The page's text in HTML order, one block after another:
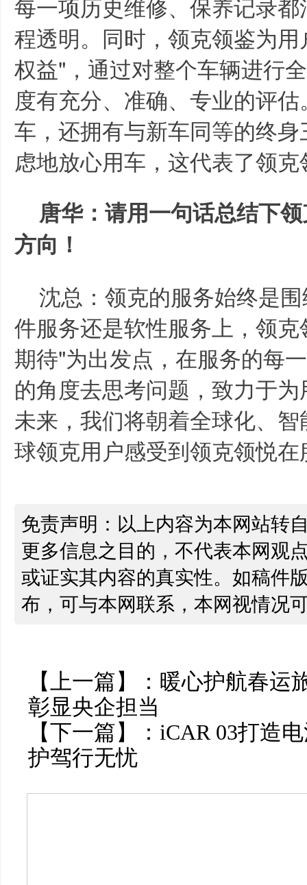
程透明。同时，领克领鉴为
权益"，通过对整个车辆进行
度有充分、准确、专业的评
车，还拥有与新车同等的终
虑地放心用车，这代表了领
唐华：请用一句话总结下
方向！
沈总：领克的服务始终是
件服务还是软性服务上，领
期待"为出发点，在服务的每
的角度去思考问题，致力于
未来，我们将朝着全球化、
球领克用户感受到领克领悦
免责声明：以上内容为本网站转
更多信息之目的，不代表本网观
或证实其内容的真实性。如稿件
布，可与本网联系，本网视情况
【上一篇】： 暖心护航春运
彰显央企担当
【下一篇】： iCAR 03打造
护驾行无忧